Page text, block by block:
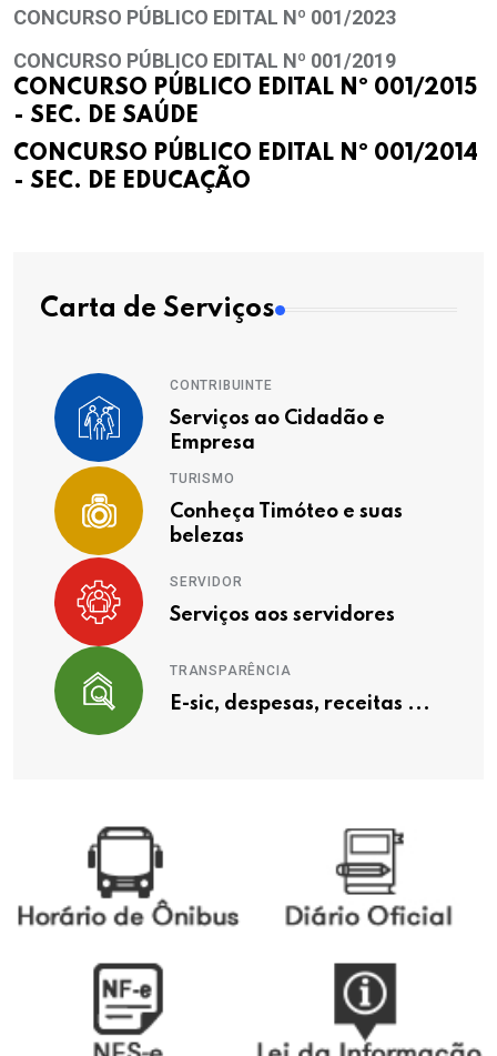
CONCURSO PÚBLICO EDITAL Nº 001/2023
CONCURSO PÚBLICO EDITAL Nº 001/2019
CONCURSO PÚBLICO EDITAL Nº 001/2015
- SEC. DE SAÚDE
CONCURSO PÚBLICO EDITAL Nº 001/2014
- SEC. DE EDUCAÇÃO
Carta de Serviços
CONTRIBUINTE
Serviços ao Cidadão e
Empresa
TURISMO
Conheça Timóteo e suas
belezas
SERVIDOR
Serviços aos servidores
TRANSPARÊNCIA
E-sic, despesas, receitas ...